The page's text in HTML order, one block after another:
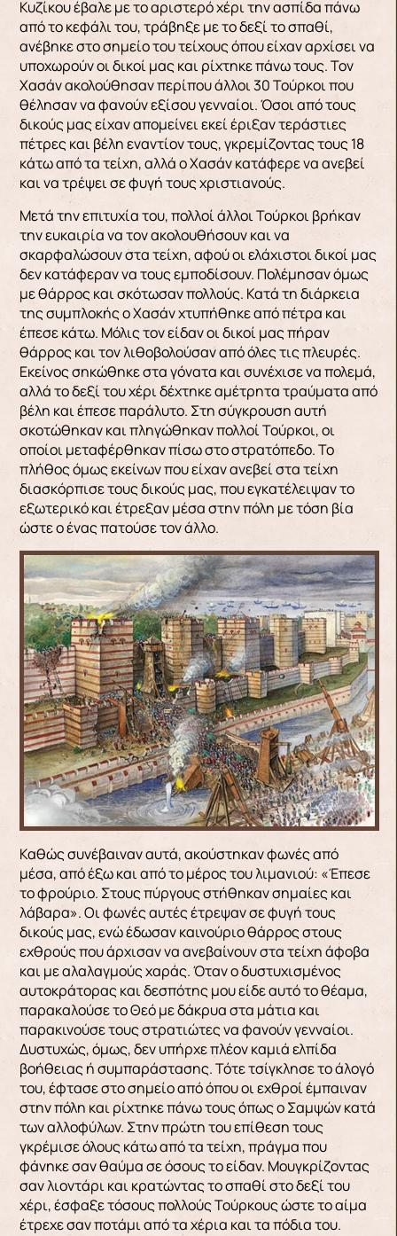
Κυζίκου έβα­λε με το αριστερό χέρι την ασπίδα πάνω
από το κεφάλι του, τράβηξε με το δεξί το σπαθί,
ανέβηκε στο σημείο του τείχους όπου είχαν αρχίσει να
υ­ποχωρούν οι δικοί μας και ρίχτηκε πάνω τους. Τον
Χασάν ακολούθησαν περίπου άλλοι 30 Τούρ­κοι που
θέλησαν να φανούν εξίσου γενναίοι. Όσοι από τους
δικούς μας είχαν απομείνει εκεί έριξαν τεράστιες
πέτρες και βέλη εναντίον τους, γκρεμί­ζοντας τους 18
κάτω από τα τείχη, αλλά ο Χασάν κατάφερε να ανεβεί
και να τρέψει σε φυγή τους χριστιανούς.
Μετά την επιτυχία του, πολλοί άλλοι Τούρκοι βρήκαν
την ευκαιρία να τον ακολουθή­σουν και να
σκαρφαλώσουν στα τείχη, αφού οι ελάχιστοι δικοί μας
δεν κατάφεραν να τους εμπο­δίσουν. Πολέμησαν όμως
με θάρρος και σκότωσαν πολλούς. Κατά τη διάρκεια
της συμπλοκής ο Χα­σάν χτυπήθηκε από πέτρα και
έπεσε κάτω. Μόλις τον είδαν οι δικοί μας πήραν
θάρρος και τον λιθοβολούσαν από όλες τις πλευρές.
Εκείνος σηκώ­θηκε στα γόνατα και συνέχισε να πολεμά,
αλλά το δεξί του χέρι δέχτηκε αμέτρητα τραύματα από
βέλη και έπεσε παράλυτο. Στη σύγκρουση αυτή
σκοτώθηκαν και πληγώθηκαν πολλοί Τούρκοι, οι
οποίοι μεταφέρθηκαν πίσω στο στρατόπεδο. Το
πλήθος όμως εκείνων που είχαν ανεβεί στα τείχη
διασκόρπισε τους δικούς μας, που εγκατέλειψαν το
εξωτερικό και έτρεξαν μέσα στην πόλη με τόση βία
ώστε ο ένας πατούσε τον άλλο.
Καθώς συνέ­βαιναν αυτά, ακούστηκαν φωνές από
μέσα, από έξω και από το μέρος του λιμανιού: «Έπεσε
το φρούριο. Στους πύργους στήθηκαν σημαίες και
λάβαρα». Οι φωνές αυτές έτρεψαν σε φυγή τους
δικούς μας, ενώ έδωσαν καινούριο θάρρος στους
εχθρούς που άρχισαν να ανεβαίνουν στα τείχη άφοβα
και με αλαλαγμούς χαράς. Όταν ο δυστυχισμένος
αυτοκράτορας και δε­σπότης μου είδε αυτό το θέαμα,
παρακαλούσε το Θεό με δάκρυα στα μάτια και
παρακινούσε τους στρατιώτες να φανούν γενναίοι.
Δυστυχώς, όμως, δεν υπήρχε πλέον καμιά ελπίδα
βοήθειας ή συ­μπαράστασης. Τότε τσίγκλησε το άλογό
του, έφτα­σε στο σημείο από όπου οι εχθροί έμπαιναν
στην πόλη και ρίχτηκε πάνω τους όπως ο Σαμψών κατά
των αλλοφύλων. Στην πρώτη του επίθεση τους
γκρέμισε όλους κάτω από τα τείχη, πράγμα που
φάνηκε σαν θαύμα σε όσους το είδαν. Μουγκρί­ζοντας
σαν λιοντάρι και κρατώντας το σπαθί στο δεξί του
χέρι, έσφαξε τόσους πολλούς Τούρκους ώστε το αίμα
έτρεχε σαν ποτάμι από τα χέρια και τα πόδια του.